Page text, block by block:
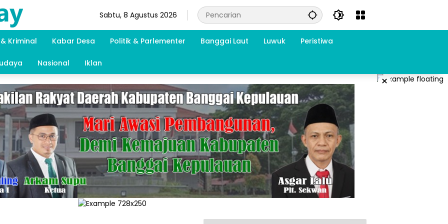
Sabtu, 8 Agustus 2026
Kriminal Kabar Desa Politik & Parlementer Banggai Laut Luwuk Peristiwa
Nasional Iklan
×